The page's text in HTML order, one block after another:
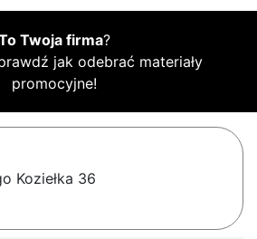
Twoja firma?
jak odebrać materiały
promocyjne!
Koziełka 36